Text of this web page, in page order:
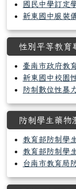
國民中學訂定
新東國中服裝
性別平等教育
臺南市政府教
新東國中校園
防制數位性暴
防制學生藥物
教育部防制學
教育部防制學
台南市教育局